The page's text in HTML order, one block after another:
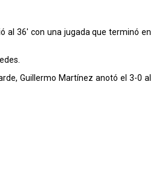
al 36′ con una jugada que terminó en
Guillermo Martínez anotó el 3-0 al